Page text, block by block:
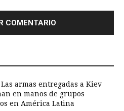
armas entregadas a Kiev
en manos de grupos
en América Latina